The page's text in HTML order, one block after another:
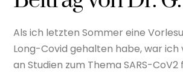
Als ich letzten Sommer eine
Long-Covid gehalten habe, war ich
an Studien zum Thema SARS-CoV2